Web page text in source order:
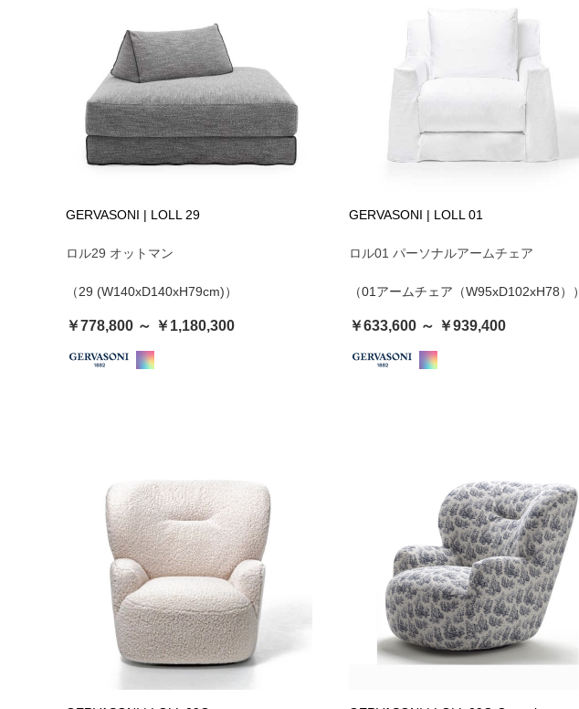
GERVASONI | LOLL 29
ロル29 オットマン
（29 (W140xD140xH79cm)）
￥778,800 ～ ￥1,180,300
GERVASONI | LOLL 01
ロル01 パーソナルアームチェア
（01アームチェア（W95xD102xH78））
￥633,600 ～ ￥939,400